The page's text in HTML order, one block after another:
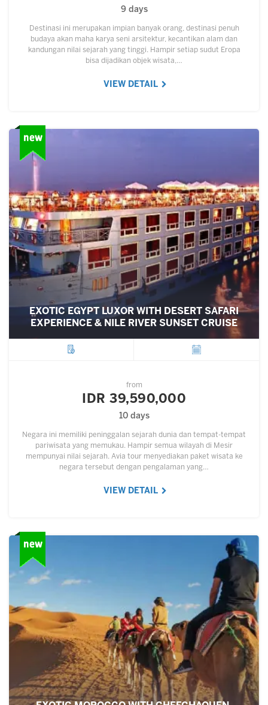
9 days
Destinasi ini merupakan impian banyak orang, destinasi penuh
budaya akan maha karya seni arsitektur, kecantikan alam dan
kandungan nilai sejarah yang tinggi. Hampir setiap sudut Eropa
bisa dijadikan objek wisata,…
VIEW DETAIL
EXOTIC EGYPT LUXOR WITH DESERT SAFARI
EXPERIENCE & NILE RIVER SUNSET CRUISE
from
IDR 39,590,000
10 days
Negara ini memiliki peninggalan sejarah dunia dan tempat-tempat
pariwisata yang memukau. Hampir semua wilayah di Mesir
mempunyai nilai sejarah. Avia tour menyediakan paket wisata ke
negara tersebut dengan pengalaman yang…
VIEW DETAIL